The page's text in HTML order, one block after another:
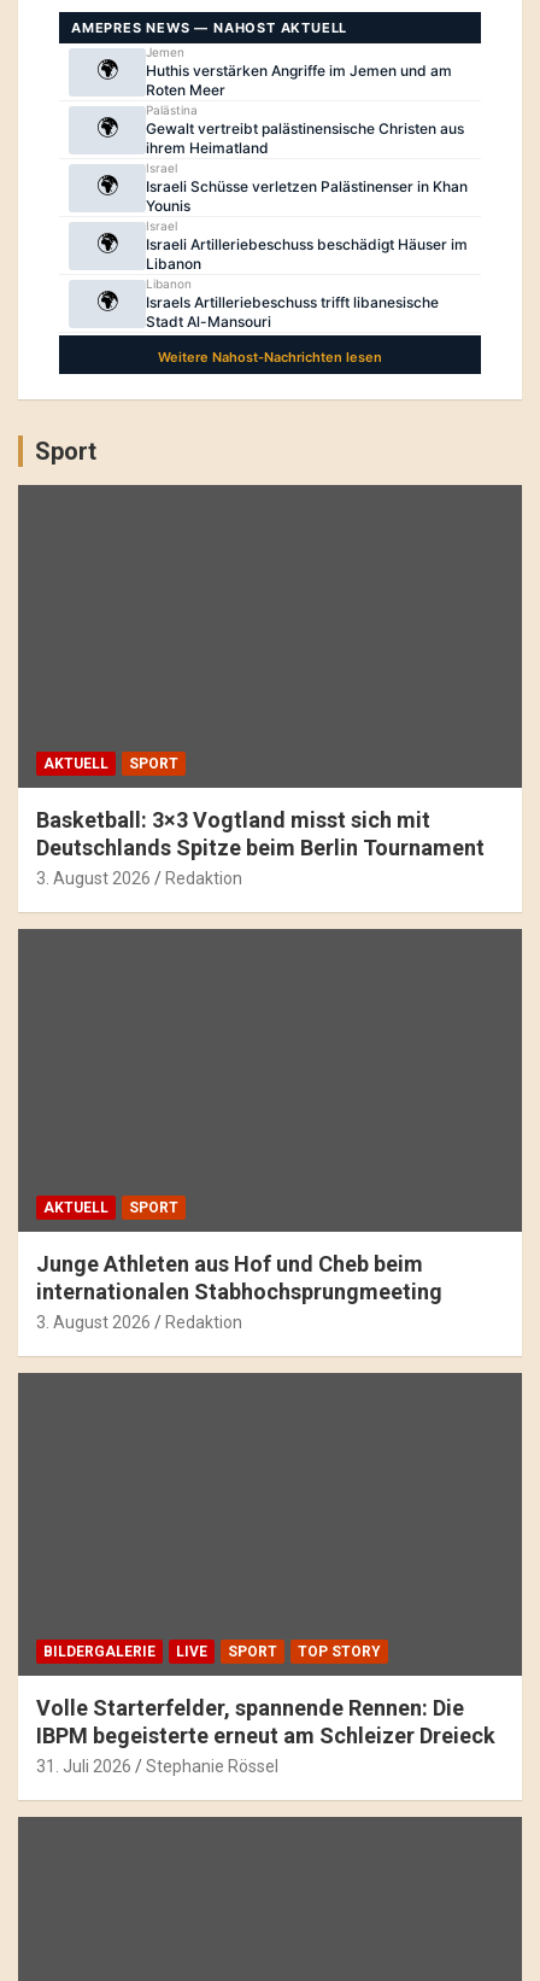
Sport
AKTUELL SPORT
Basketball: 3×3 Vogtland misst sich mit
Deutschlands Spitze beim Berlin Tournament
3. August 2026 Redaktion
AKTUELL SPORT
Junge Athleten aus Hof und Cheb beim
internationalen Stabhochsprungmeeting
3. August 2026 Redaktion
BILDERGALERIE LIVE SPORT TOP STORY
Volle Starterfelder, spannende Rennen: Die
IBPM begeisterte erneut am Schleizer Dreieck
31. Juli 2026 Stephanie Rössel